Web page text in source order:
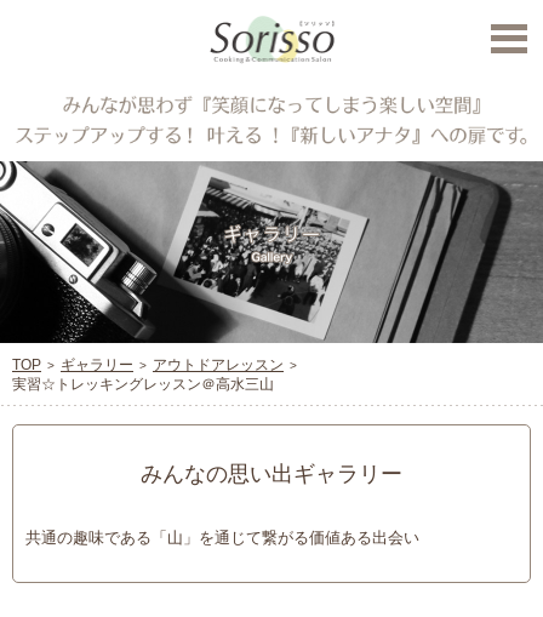
TOP ギャラリー
アウトドアレッスン
実習☆トレッキングレッスン＠高水三山
みんなの思い出ギャラリー
共通の趣味である「山」を通じて繋がる価値ある出会い